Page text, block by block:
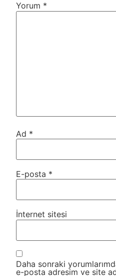
Yorum *
Ad *
E-posta *
İnternet sitesi
Daha sonraki
e-posta adresim ve site